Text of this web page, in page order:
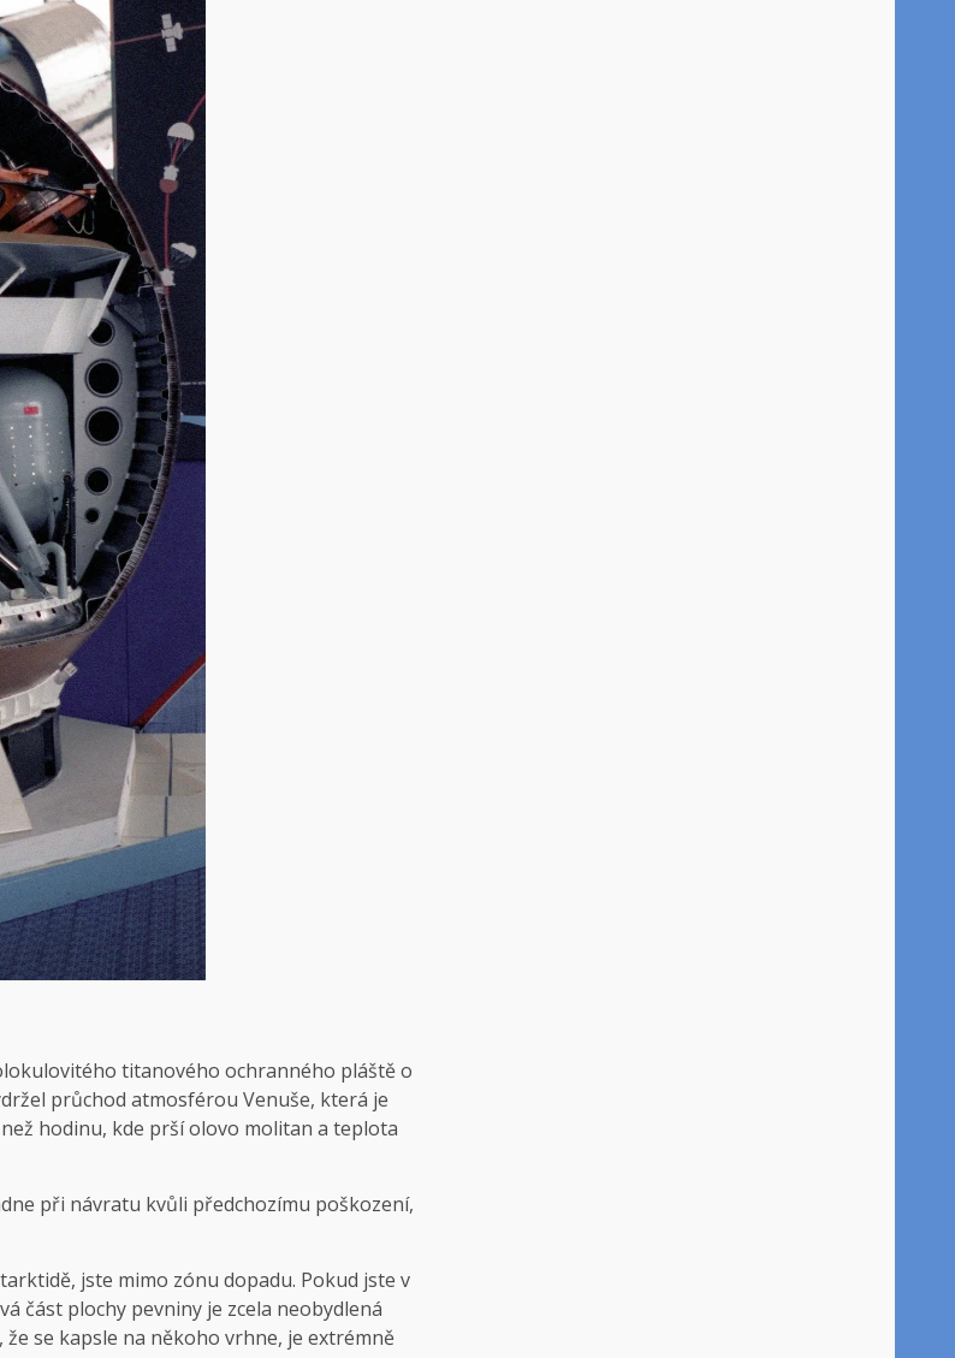
titanového ochranného pláště o
průchod atmosférou Venuše, která je
hodinu, kde prší olovo molitan a teplota
při návratu kvůli předchozímu poškození,
jste mimo zónu dopadu. Pokud jste v
část plochy pevniny je zcela neobydlená
se kapsle na někoho vrhne, je extrémně